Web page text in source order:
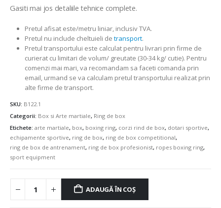
Gasiti mai jos detaliile tehnice complete.
Pretul afisat este/metru liniar, inclusiv TVA.
Pretul nu include cheltuieli de transport.
Pretul transportului este calculat pentru livrari prin firme de
curierat cu limitari de volum/ greutate (30-34 kg/ cutie). Pentru
comenzi mai mari, va recomandam sa faceti comanda prin
email, urmand se va calculam pretul transportului realizat prin
alte firme de transport.
SKU: B122.1
Categorii: Box si Arte martiale, Ring de box
Etichete: arte martiale, box, boxing ring, corzi rind de box, dotari sportive,
echipamente sportive, ring de box, ring de box competitional,
ring de box de antrenament, ring de box profesionist, ropes boxing ring,
sport equipment
ADAUGĂ ÎN COȘ